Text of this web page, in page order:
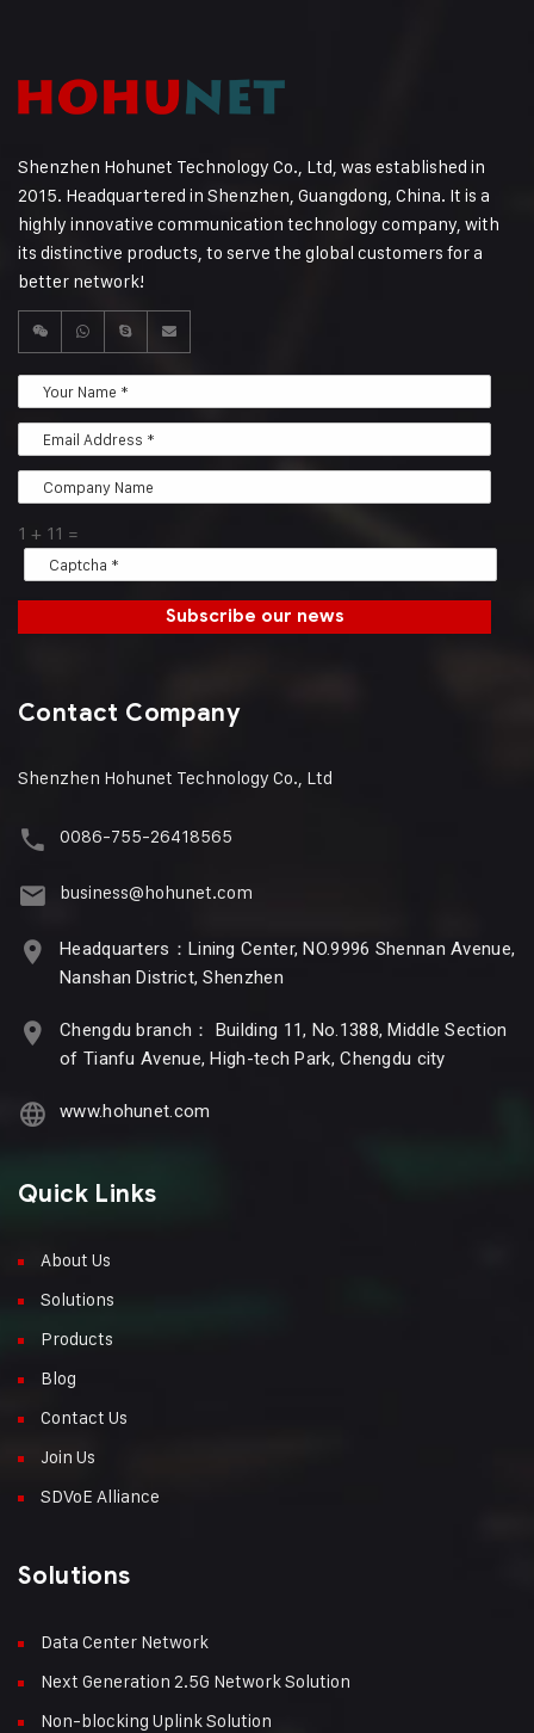
Shenzhen Hohunet Technology Co., Ltd, was established in
2015. Headquartered in Shenzhen, Guangdong, China. It is a
highly innovative communication technology company, with
its distinctive products, to serve the global customers for a
better network!
1 + 11 =
Subscribe our news
Contact Company
Shenzhen Hohunet Technology Co., Ltd
0086-755-26418565
business@hohunet.com
Headquarters：Lining Center, NO.9996 Shennan Avenue,
Nanshan District, Shenzhen
Chengdu branch： Building 11, No.1388, Middle Section
of Tianfu Avenue, High-tech Park, Chengdu city
www.hohunet.com
Quick Links
About Us
Solutions
Products
Blog
Contact Us
Join Us
SDVoE Alliance
Solutions
Data Center Network
Next Generation 2.5G Network Solution
Non-blocking Uplink Solution